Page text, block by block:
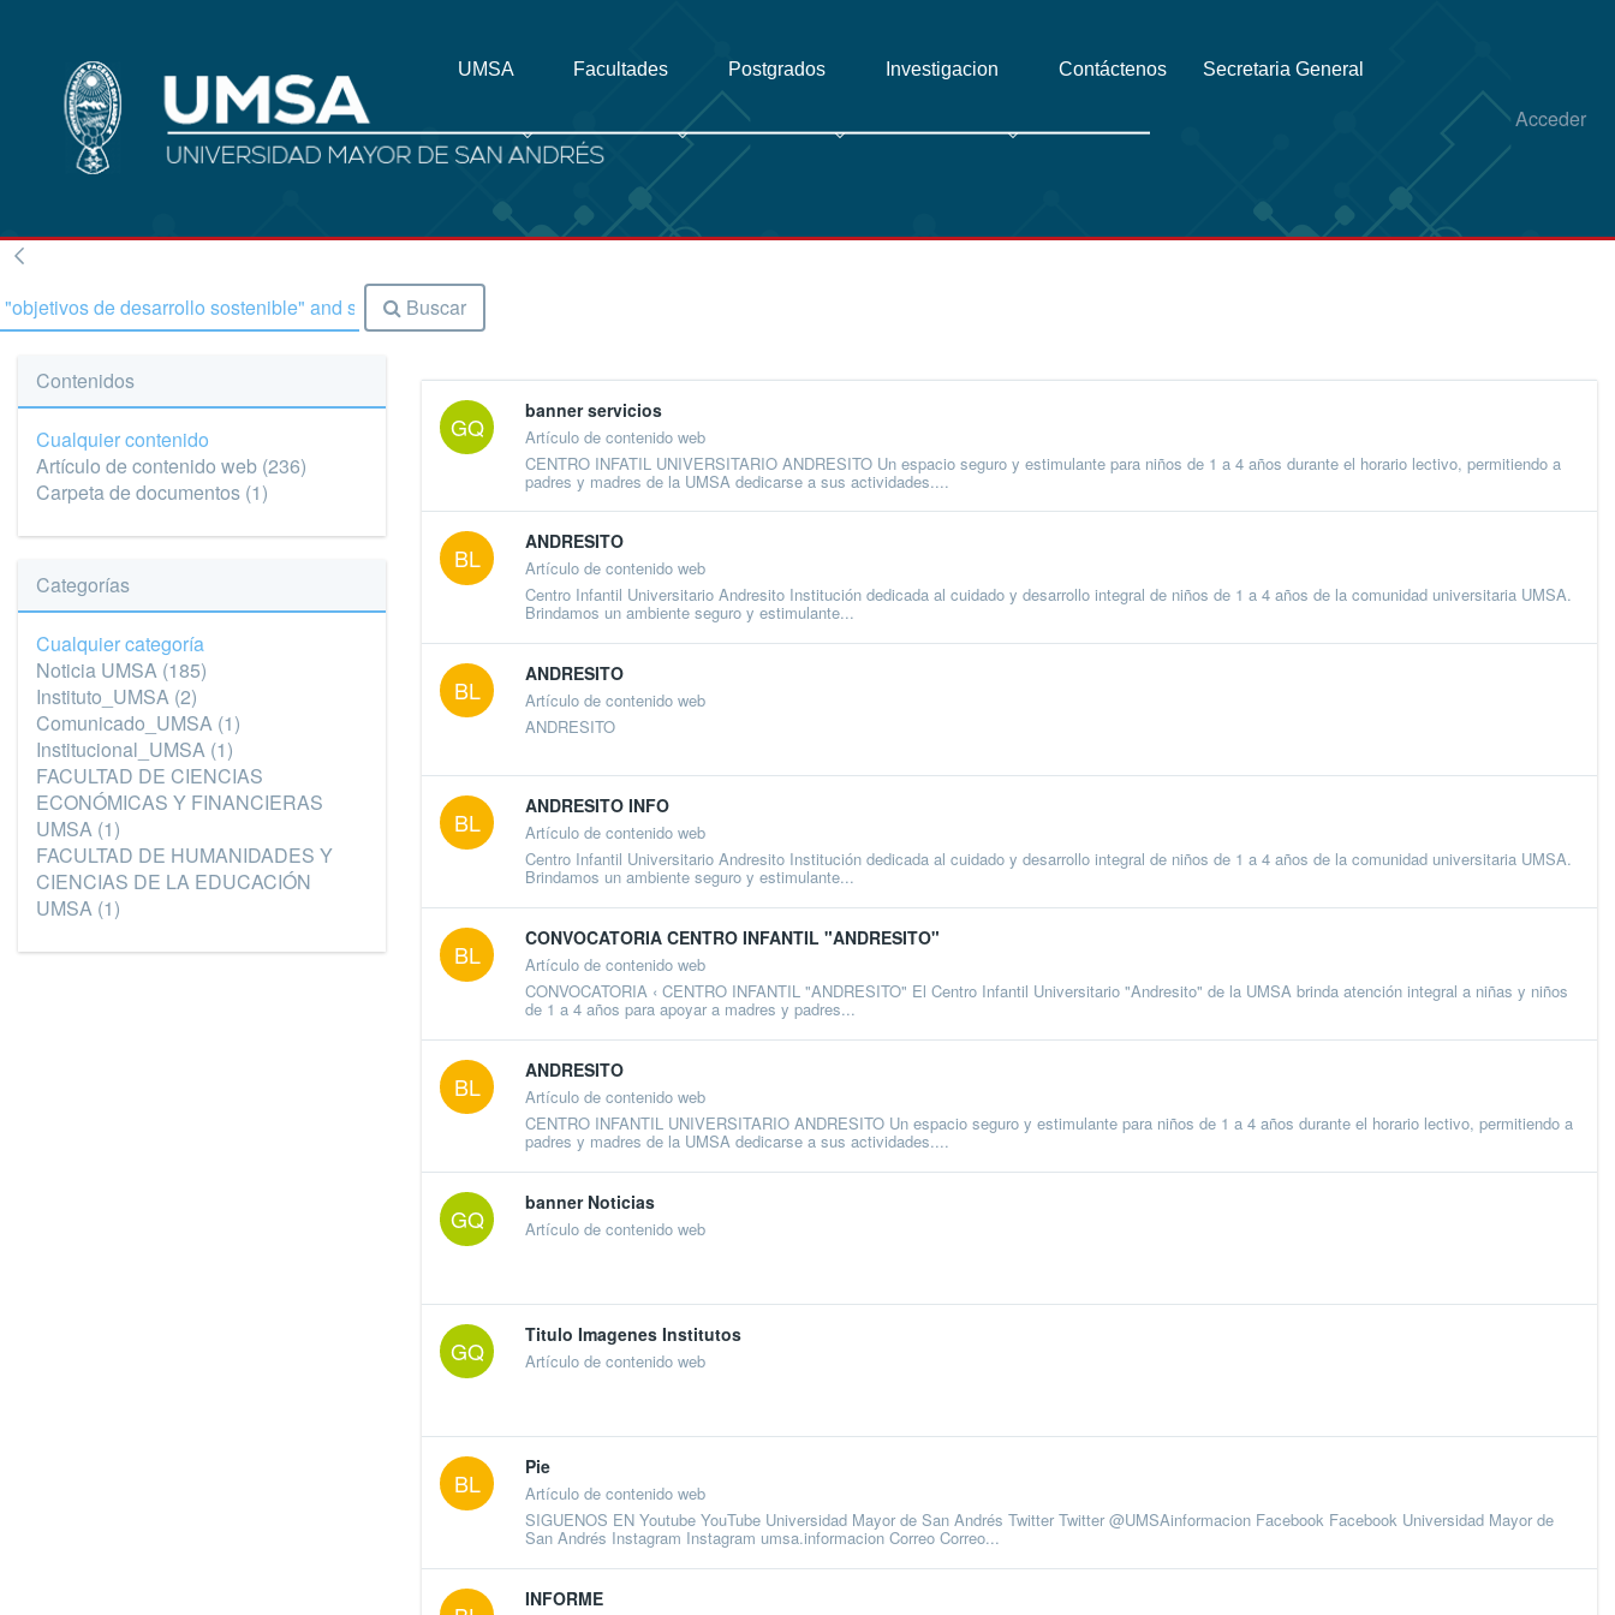
Acceder
UMSA Facultades Postgrados Investigacion Contáctenos Secretaria General
Buscar
Contenidos
Cualquier contenido
Artículo de contenido web (236)
Carpeta de documentos (1)
Categorías
Cualquier categoría
Noticia UMSA (185)
Instituto_UMSA (2)
Comunicado_UMSA (1)
Institucional_UMSA (1)
FACULTAD DE CIENCIAS
ECONÓMICAS Y FINANCIERAS
UMSA (1)
FACULTAD DE HUMANIDADES Y
CIENCIAS DE LA EDUCACIÓN
UMSA (1)
GQ
banner servicios
Artículo de contenido web
CENTRO INFATIL UNIVERSITARIO ANDRESITO Un espacio seguro y estimulante para niños de 1 a 4 años durante el horario lectivo, permitiendo a
padres y madres de la UMSA dedicarse a sus actividades....
BL
ANDRESITO
Artículo de contenido web
Centro Infantil Universitario Andresito Institución dedicada al cuidado y desarrollo integral de niños de 1 a 4 años de la comunidad universitaria UMSA.
Brindamos un ambiente seguro y estimulante...
BL
ANDRESITO
Artículo de contenido web
ANDRESITO
BL
ANDRESITO INFO
Artículo de contenido web
Centro Infantil Universitario Andresito Institución dedicada al cuidado y desarrollo integral de niños de 1 a 4 años de la comunidad universitaria UMSA.
Brindamos un ambiente seguro y estimulante...
BL
CONVOCATORIA CENTRO INFANTIL "ANDRESITO"
Artículo de contenido web
CONVOCATORIA ‹ CENTRO INFANTIL "ANDRESITO" El Centro Infantil Universitario "Andresito" de la UMSA brinda atención integral a niñas y niños
de 1 a 4 años para apoyar a madres y padres...
BL
ANDRESITO
Artículo de contenido web
CENTRO INFANTIL UNIVERSITARIO ANDRESITO Un espacio seguro y estimulante para niños de 1 a 4 años durante el horario lectivo, permitiendo a
padres y madres de la UMSA dedicarse a sus actividades....
GQ
banner Noticias
Artículo de contenido web
GQ
Titulo Imagenes Institutos
Artículo de contenido web
BL
Pie
Artículo de contenido web
SIGUENOS EN Youtube YouTube Universidad Mayor de San Andrés Twitter Twitter @UMSAinformacion Facebook Facebook Universidad Mayor de
San Andrés Instagram Instagram umsa.informacion Correo Correo...
INFORME